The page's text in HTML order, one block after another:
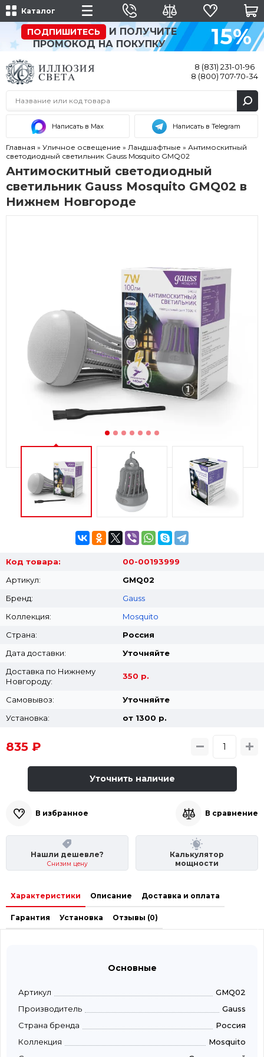
Каталог
ПОДПИШИТЕСЬ
И ПОЛУЧИТЕ
ПРОМОКОД НА ПОКУПКУ
15%
8 (831) 231-01-96
8 (800) 707-70-34
Написать в Max Написать в Telegram
Главная » Уличное освещение » Ландшафтные » Антимоскитный
светодиодный светильник Gauss Mosquito GMQ02
Антимоскитный светодиодный
светильник Gauss Mosquito GMQ02 в
Нижнем Новгороде
Код товара:
00-00193999
Артикул:
GMQ02
Бренд:
Gauss
Коллекция:
Mosquito
Страна:
Россия
Дата доставки:
Уточняйте
Доставка по Нижнему
Новгороду:
350 р.
Самовывоз:
Уточняйте
Установка:
от 1300 p.
835 ₽
Уточнить наличие
В избранное В сравнение
Нашли дешевле?
Снизим цену
Калькулятор
мощности
Характеристики Описание Доставка и оплата
Гарантия Установка Отзывы (0)
Основные
Артикул
GMQ02
Производитель
Gauss
Страна бренда
Россия
Коллекция
Mosquito